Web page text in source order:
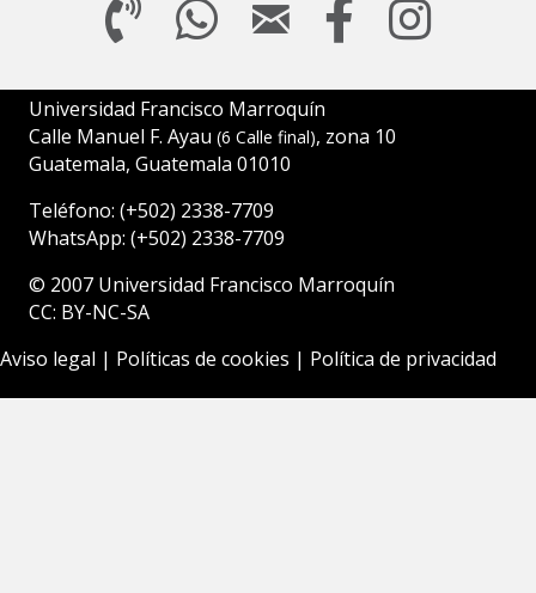
Universidad Francisco Marroquín
Calle Manuel F. Ayau (6 Calle final), zona 10
Guatemala, Guatemala 01010
Teléfono: (+502) 2338-7709
WhatsApp: (+502) 2338-7709
© 2007 Universidad Francisco Marroquín
CC: BY-NC-SA
Aviso legal | Políticas de cookies | Política de privacidad